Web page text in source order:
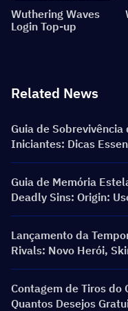
Wuthering Waves
Login Top-up
Related News
Guia de Sobrevivência
Iniciantes: Dicas
Jogadores
Guia de Memória
Deadly Sins: Origin:
Melhores Dicas de
Lançamento da
Rivals: Novo Herói,
Patch
Contagem de Tiros do
Quantos Desejos